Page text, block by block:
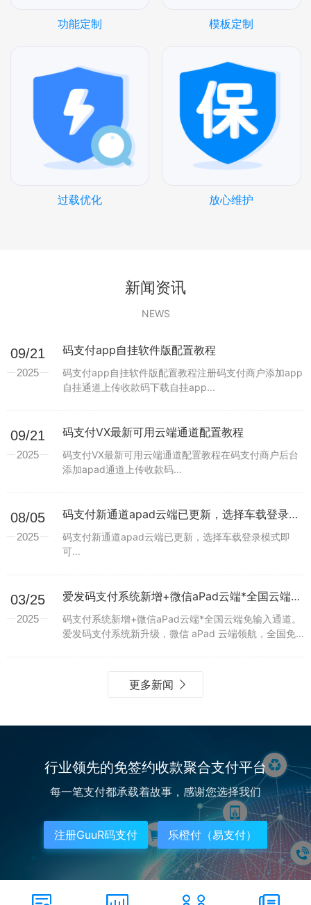
功能定制 模板定制
过载优化 放心维护
新闻资讯
NEWS
09/21
2025
码支付app自挂软件版配置教程
码支付app自挂软件版配置教程注册码支付商户添加app
自挂通道上传收款码下载自挂app...
09/21
2025
码支付VX最新可用云端通道配置教程
码支付VX最新可用云端通道配置教程在码支付商户后台
添加apad通道上传收款码...
08/05
2025
码支付新通道apad云端已更新，选择车载登录模式即可
码支付新通道apad云端已更新，选择车载登录模式即
可...
03/25
2025
爱发码支付系统新增+微信aPad云端*全国云端免输入通道。
码支付系统新增+微信aPad云端*全国云端免输入通道。
爱发码支付系统新升级，微信 aPad 云端领航，全国免
更多新闻
行业领先的免签约收款聚合支付平台
每一笔支付都承载着故事，感谢您选择我们
注册GuuR码支付 乐橙付（易支付）